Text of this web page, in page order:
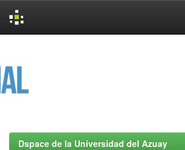
Dspace de la Universidad del Azuay